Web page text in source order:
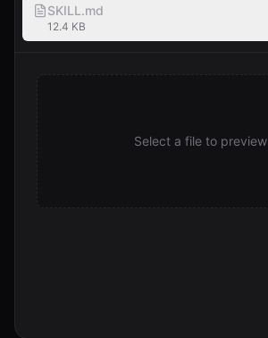
SKILL.md
12.4 KB
Select a file to preview